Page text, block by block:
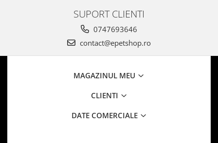
SUPORT CLIENTI
0747693646
contact@epetshop.ro
MAGAZINUL MEU
CLIENTI
DATE COMERCIALE